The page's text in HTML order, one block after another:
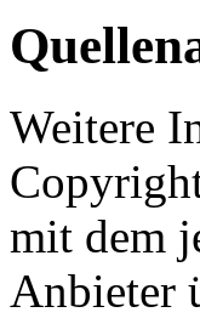
Weitere
mit dem
Anbieter